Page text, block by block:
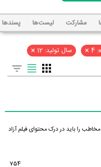
مشارکت لیست‌ها پسند‌ها
× سال تولید: 12 ×
را باید در درک محتوای فیلم آزاد
754